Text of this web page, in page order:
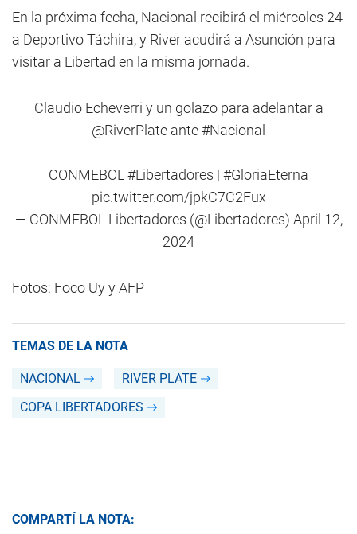
En la próxima fecha, Nacional recibirá el miércoles 24
a Deportivo Táchira, y River acudirá a Asunción para
visitar a Libertad en la misma jornada.
Claudio Echeverri y un golazo para adelantar a
@RiverPlate ante#Nacional
CONMEBOL #Libertadores | #GloriaEterna
pic.twitter.com/jpkC7C2Fux
— CONMEBOL Libertadores (@Libertadores) April 12,
2024
Fotos: Foco Uy y AFP
TEMAS DE LA NOTA
NACIONAL
RIVER PLATE
COPA LIBERTADORES
COMPARTÍ LA NOTA: